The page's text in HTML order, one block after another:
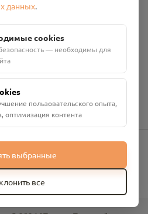
«Смоленский
Смоленская область, р-н
д. 26А, пом. 18
в АО "АЛЬФА-БАНК"
данных.
cookies
— необходимы для
пользовательского опыта,
оптимизация контента
выбранные
все